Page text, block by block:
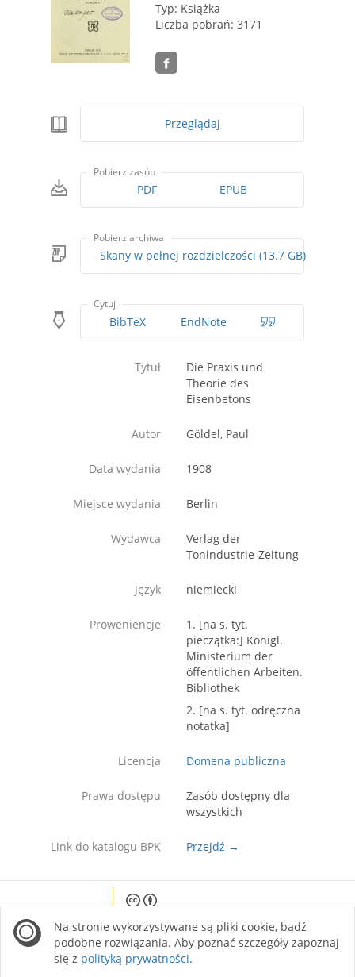
Typ: Książka
Liczba pobrań: 3171
Przeglądaj
Pobierz zasób
PDF EPUB
Pobierz archiwa
Skany w pełnej rozdzielczości (13.7 GB)
Cytuj
BibTeX EndNote
Tytuł
Die Praxis und
Theorie des
Eisenbetons
Autor Göldel, Paul
Data wydania 1908
Miejsce wydania Berlin
Wydawca
Verlag der
Tonindustrie-Zeitung
Język niemiecki
Proweniencje
1. [na s. tyt.
pieczątka:] Königl.
Ministerium der
öffentlichen Arbeiten.
Bibliothek
2. [na s. tyt. odręczna
notatka]
Licencja Domena publiczna
Prawa dostępu
Zasób dostępny dla
wszystkich
Link do katalogu BPK Przejdź →
site is licensed under a Creative Commons
Attribution 4.0 International license.
Na stronie wykorzystywane są pliki cookie, bądź
podobne rozwiązania. Aby poznać szczegóły zapoznaj
się z polityką prywatności.